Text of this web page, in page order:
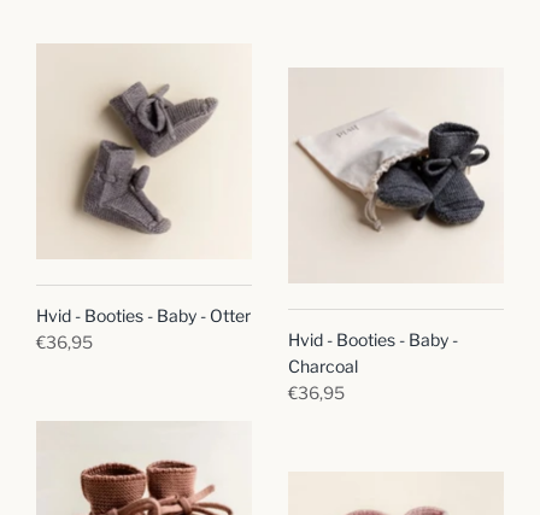
Hvid - Booties - Baby - Otter
€36,95
Hvid - Booties - Baby -
Charcoal
€36,95